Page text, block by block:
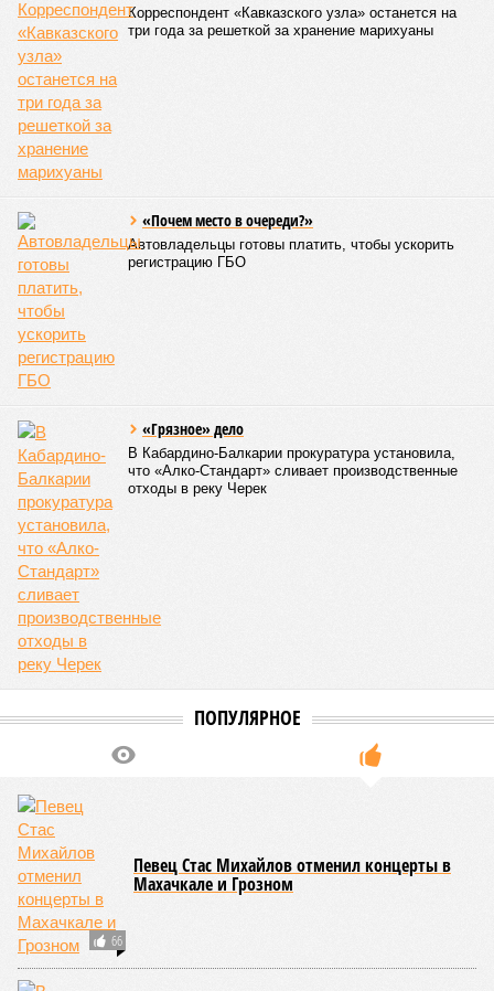
Версия //Общество //В Дагестане после ливней 18 сёл остаются без
транспортного сообщения
В Дагестане после ливней 18 сёл остаются без
транспортного сообщения
Отрезанные от большой земли
В Дагестане после ливней 18 сёл остаются без транспортного сообщения
(фото: Министерство транспорта и дорожного хозяйства Республики
Министерство транспорта Республики Дагестан обнародовало
ливней, обрушившихся на регион.
Согласно официальным данным на 13 июля, дорожным
службам удалось восстановить транспортное сообщение
на 17 ранее пострадавших участках автомобильных дорог,
однако 18 населённых пунктов всё ещё пребывают в
транспортной блокаде.
Напомним, что мощнейшие дожди, прошедшие 8 июля,
нанесли колоссальный урон дорожной инфраструктуре, в
результате чего на пике разгула стихии без связи с
внешним миром оказались жители 53 сёл. К 12 июля эта
цифра сократилась до 23, и сейчас в профильном
ведомстве фиксируют дальнейшее улучшение обстановки.
В Агульском районе вследствие частичного обрушения
селом Буршаг, и возобновить движение там рассчитывают
лишь к 17 июля.
В Гунибском районе на стратегической дороге «Гуниб –
Кумух» бурные потоки полностью уничтожили подъездные
пути к мостовому переходу, в результате чего от внешнего
мира оказались отрезаны сразу шесть населённых
пунктов. Ещё четыре посёлка лишились транспортного
сообщения в Лакском районе, где в настоящий момент